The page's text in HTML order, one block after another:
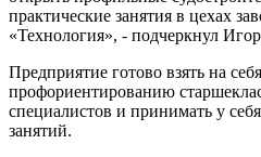
практические занятия в цехах
«Технология», - подчеркнул
Предприятие готово взять на
профориентированию
специалистов и принимать у
занятий.